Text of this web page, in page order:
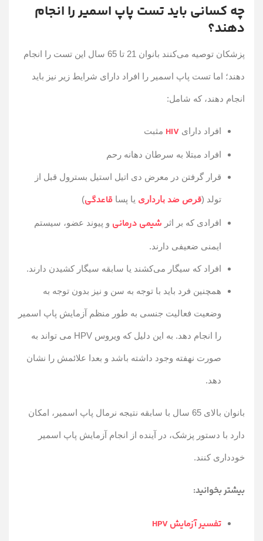
چه کسانی باید تست پاپ اسمیر را انجام
دهند؟
پزشکان توصیه می‌کنند بانوان 21 تا 65 سال این تست را انجام
دهند؛ اما تست پاپ اسمیر را افراد دارای شرایط زیر نیز باید
انجام دهند، که شامل:
افراد دارای HIV مثبت
افراد مبتلا به سرطان دهانه رحم
قرار گرفتن در معرض دی اتیل استیل بسترول قبل از
تولد (قرص ضد بارداری یا پسا قاعدگی)
افرادی که بر اثر شیمی درمانی و پیوند عضو، سیستم
ایمنی ضعیفی دارند.
افراد که سیگار می‌کشند یا سابقه سیگار کشیدن دارند.
همچنین فرد باید با توجه به سن و نیز بدون توجه به
وضعیت فعالیت جنسی به طور منظم آزمایش پاپ اسمیر
را انجام دهد. به این دلیل که ویروس HPV می تواند به
صورت نهفته وجود داشته باشد و بعدا علائمش را نشان
دهد.
بانوان بالای 65 سال با سابقه نتیجه نرمال پاپ اسمیر، امکان
دارد با دستور پزشک، در آینده از انجام آزمایش پاپ اسمیر
خودداری کنند.
بیشتر بخوانید:
تفسیر آزمایش HPV